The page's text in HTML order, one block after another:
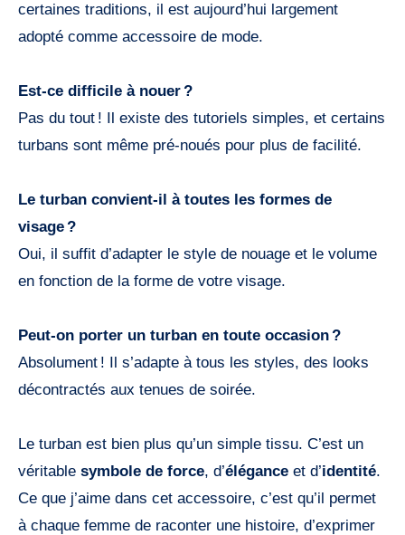
certaines traditions, il est aujourd’hui largement
adopté comme accessoire de mode.
Est-ce difficile à nouer ?
Pas du tout ! Il existe des tutoriels simples, et certains
turbans sont même pré-noués pour plus de facilité.
Le turban convient-il à toutes les formes de
visage ?
Oui, il suffit d’adapter le style de nouage et le volume
en fonction de la forme de votre visage.
Peut-on porter un turban en toute occasion ?
Absolument ! Il s’adapte à tous les styles, des looks
décontractés aux tenues de soirée.
Le turban est bien plus qu’un simple tissu. C’est un
véritable symbole de force, d’élégance et d’identité.
Ce que j’aime dans cet accessoire, c’est qu’il permet
à chaque femme de raconter une histoire, d’exprimer